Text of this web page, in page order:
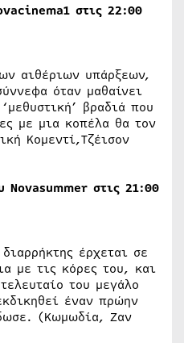
στις 22:00
αιθέριων υπάρξεων,
όταν μαθαίνει
βραδιά που
με μια κοπέλα θα τον
Κομεντί,Τζέισον
Novasummer στις 21:00
έρχεται σε
με τις κόρες του, και
του μεγάλο
έναν πρώην
(Κωμωδία, Ζαν